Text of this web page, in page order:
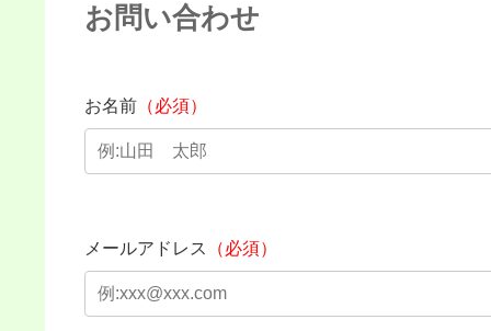
お問い合わせ
お名前 （必須）
メールアドレス （必須）